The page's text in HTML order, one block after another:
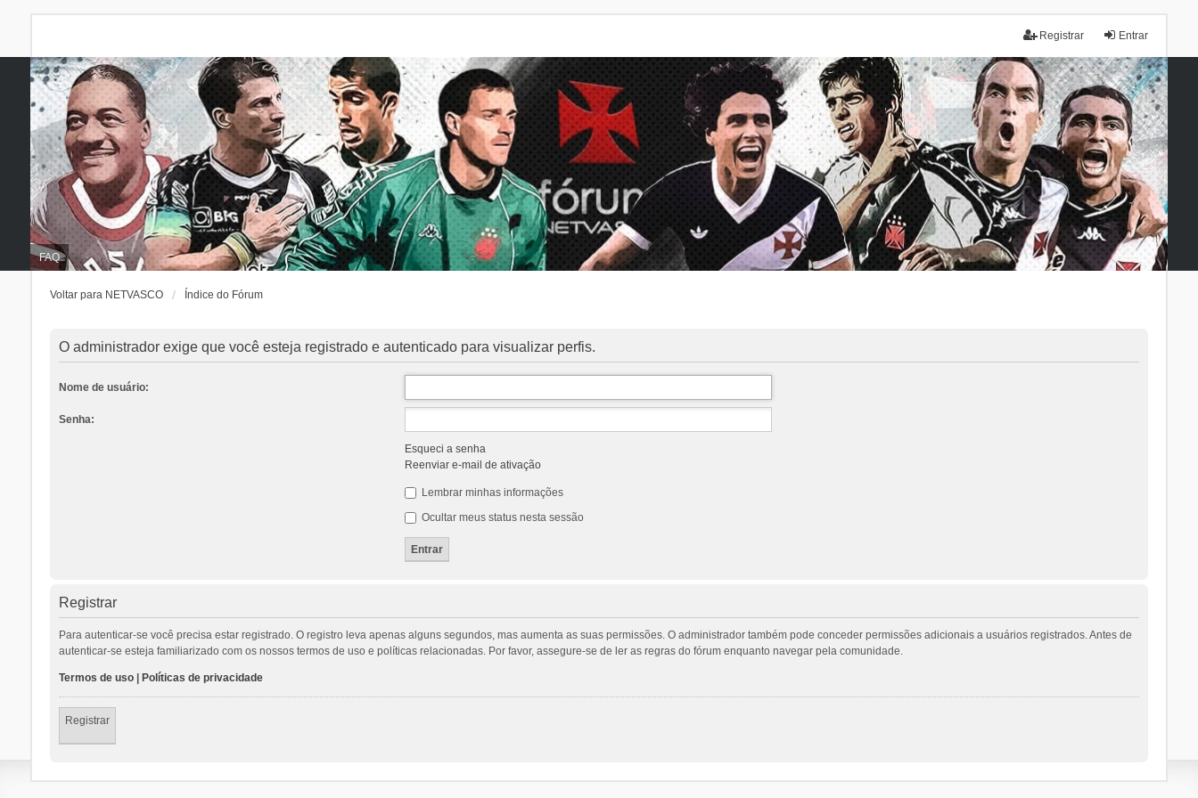
Entrar
Registrar
FAQ
Voltar para NETVASCO Índice do Fórum
O administrador exige que você esteja registrado e autenticado para visualizar perfis.
Nome de usuário:
Senha:
Esqueci a senha
Reenviar e-mail de ativação
Lembrar minhas informações
Ocultar meus status nesta sessão
Registrar
Para autenticar-se você precisa estar registrado. O registro leva apenas alguns segundos, mas aumenta as suas permissões. O administrador também pode conceder permissões adicionais a usuários registrados. Antes de
autenticar-se esteja familiarizado com os nossos termos de uso e políticas relacionadas. Por favor, assegure-se de ler as regras do fórum enquanto navegar pela comunidade.
Termos de uso| Políticas de privacidade
Registrar